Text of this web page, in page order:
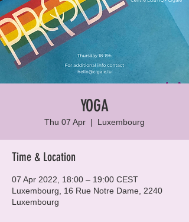
YOGA
Thu 07 Apr
  |
Luxembourg
Time & Location
07 Apr 2022, 18:00 – 19:00 CEST
Luxembourg, 16 Rue Notre Dame, 2240
Luxembourg